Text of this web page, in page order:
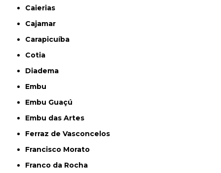
Caierias
Cajamar
Carapicuíba
Cotia
Diadema
Embu
Embu Guaçú
Embu das Artes
Ferraz de Vasconcelos
Francisco Morato
Franco da Rocha